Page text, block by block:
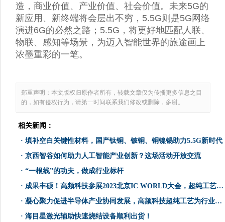
造，商业价值、产业价值、社会价值。未来5G的
新应用、新终端将会层出不穷，5.5G则是5G网络
演进6G的必然之路；5.5G，将更好地匹配人联、
物联、感知等场景，为迈入智能世界的旅途画上
浓墨重彩的一笔。
郑重声明：本文版权归原作者所有，转载文章仅为传播更多信息之目
的，如有侵权行为，请第一时间联系我们修改或删除，多谢。
相关新闻：
· 填补空白关键性材料，国产钛铜、铍铜、铜镍锡助力5.5G新时代
· 京西智谷如何助力人工智能产业创新？这场活动开放交流
· “一根线”的功夫，做成行业标杆
· 成果丰硕！高频科技参展2023北京IC WORLD大会，超纯工艺获嘉宾点赞
· 凝心聚力促进半导体产业协同发展，高频科技超纯工艺为行业注入活力
· 海目星激光辅助快速烧结设备顺利出货！